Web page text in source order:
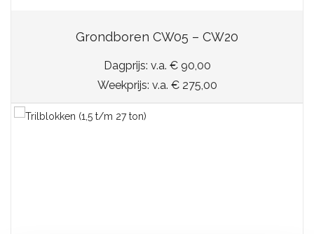
Grondboren CW05 – CW20
Dagprijs: v.a. € 90,00
Weekprijs: v.a. € 275,00